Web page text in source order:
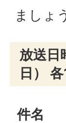
ましょ
放送日
日）
件名